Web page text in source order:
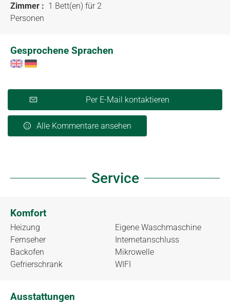
Zimmer : 1 Bett(en) für 2
Personen
Gesprochene Sprachen
Per E-Mail kontaktieren
Alle Kommentare ansehen
Service
Komfort
Heizung
Fernseher
Backofen
Gefrierschrank
Eigene Waschmaschine
Internetanschluss
Mikrowelle
WIFI
Ausstattungen